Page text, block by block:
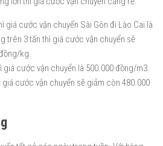
giá cước vận chuyển Sài Gòn đi Lào Cai là
trên 3 tấn thì giá cước vận chuyển sẽ
kg.
giá cước vận chuyển là 500.000 đồng/m3.
giá cước vận chuyển sẽ giảm còn 480.000